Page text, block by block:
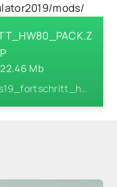
mods/
Mb
Название файла: fs19_fortschritt_hw80_pack.zip